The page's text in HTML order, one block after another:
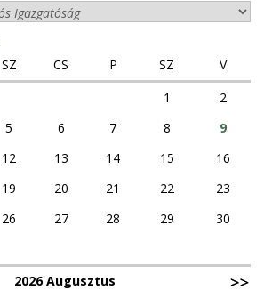
SZ CS P SZ
V
1
2
5 6 7 8
9
12 13 14 15
16
19 20 21 22
23
26 27 28 29
30
2026 Augusztus